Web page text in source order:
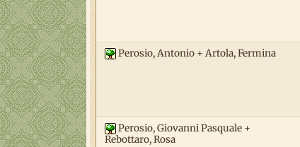
Perosio, Antonio + Artola, Fermina
Perosio, Giovanni Pasquale +
Rebottaro, Rosa